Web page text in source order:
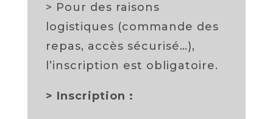
> Pour des raisons
logistiques (commande des
repas, accès sécurisé…),
l’inscription est obligatoire.
> Inscription :